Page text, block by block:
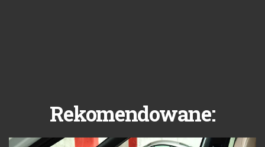
Rekomendowane: